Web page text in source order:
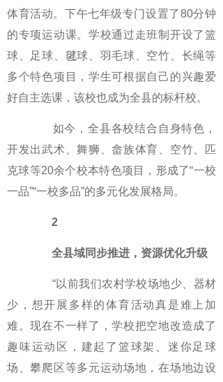
体育活动。下午七年级专门设置了80分钟
的专项运动课。学校通过走班制开设了篮
球、足球、毽球、羽毛球、空竹、长绳等
多个特色项目，学生可根据自己的兴趣爱
好自主选课，该校也成为全县的标杆校。
如今，全县各校结合自身特色，
开发出武术、舞狮、畲族体育、空竹、匹
克球等20余个校本特色项目，形成了“一校
一品”“一校多品”的多元化发展格局。
2
全县域同步推进，资源优化升级
“以前我们农村学校场地少、器材
少，想开展多样的体育活动真是难上加
难。现在不一样了，学校把空地改造成了
趣味运动区，建起了篮球架、迷你足球
场、攀爬区等多元运动场地，在场地边设